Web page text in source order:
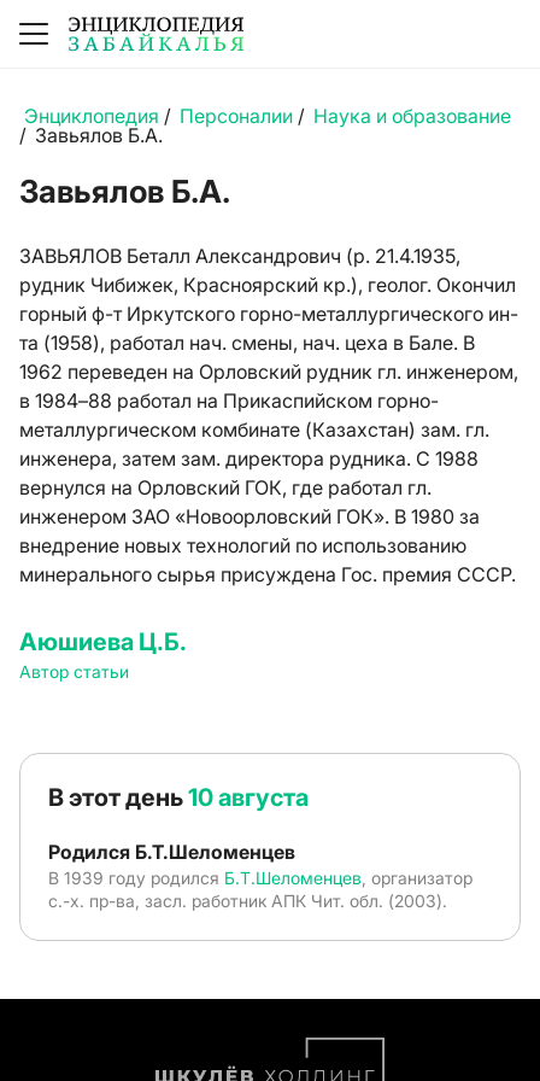
Энциклопедия / Персоналии / Наука и образование
/ Завьялов Б.А.
Завьялов Б.А.
ЗАВЬЯЛОВ Беталл Александрович (р. 21.4.1935,
рудник Чибижек, Красноярский кр.), геолог. Окончил
горный ф-т Иркутского горно-металлургического ин-
та (1958), работал нач. смены, нач. цеха в Бале. В
1962 переведен на Орловский рудник гл. инженером,
в 1984–88 работал на Прикаспийском горно-
металлургическом комбинате (Казахстан) зам. гл.
инженера, затем зам. директора рудника. С 1988
вернулся на Орловский ГОК, где работал гл.
инженером ЗАО «Новоорловский ГОК». В 1980 за
внедрение новых технологий по использованию
минерального сырья присуждена Гос. премия СССР.
Аюшиева Ц.Б.
Автор статьи
В этот день10 августа
Родился Б.Т.Шеломенцев
В 1939 году родился Б.Т.Шеломенцев , организатор
с.-х. пр-ва, засл. работник АПК Чит. обл. (2003).